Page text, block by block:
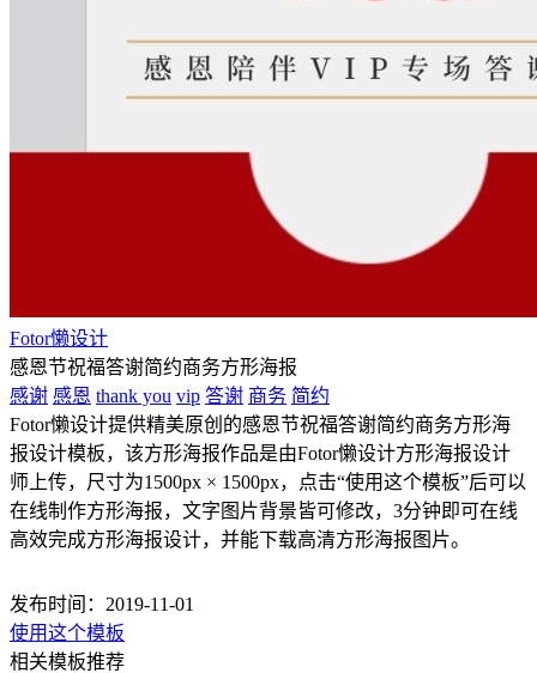
Fotor懒设计
感恩节祝福答谢简约商务方形海报
感谢 感恩 thank you vip 答谢 商务 简约
Fotor懒设计提供精美原创的感恩节祝福答谢简约商务方形海
报设计模板，该方形海报作品是由Fotor懒设计方形海报设计
师上传，尺寸为1500px × 1500px，点击“使用这个模板”后可以
在线制作方形海报，文字图片背景皆可修改，3分钟即可在线
高效完成方形海报设计，并能下载高清方形海报图片。
发布时间：2019-11-01
使用这个模板
相关模板推荐